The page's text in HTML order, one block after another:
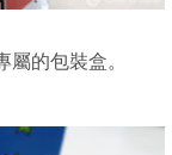
的包裝盒。